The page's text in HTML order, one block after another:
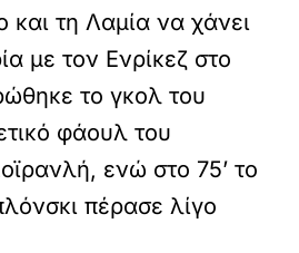
και τη Λαμία να χάνει
με τον Ενρίκεζ στο
το γκολ του
φάουλ του
ενώ στο 75’ το
πέρασε λίγο